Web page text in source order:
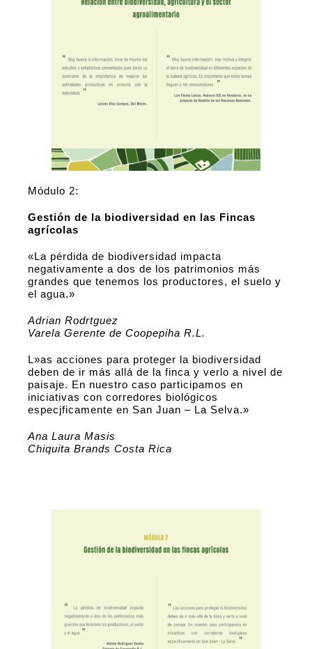
Módulo 2:
Gestión de la biodiversidad en las Fincas
agrícolas
«La pérdida de biodiversidad impacta
negativamente a dos de los patrimonios más
grandes que tenemos los productores, el suelo y
el agua.»
Adrian Rodrtguez
Varela Gerente de Coopepiha R.L.
L»as acciones para proteger la biodiversidad
deben de ir más allá de la finca y verlo a nivel de
paisaje. En nuestro caso participamos en
iniciativas con corredores biológicos
especjficamente en San Juan – La Selva.»
Ana Laura Masis
Chiquita Brands Costa Rica